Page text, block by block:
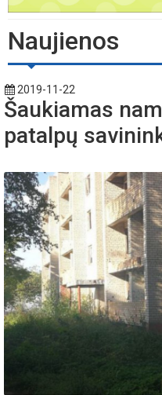
Naujienos
2019-11-22
Šaukiamas
patalpų